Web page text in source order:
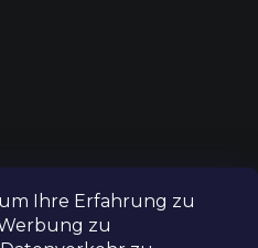
Ihre Erfahrung zu
zu